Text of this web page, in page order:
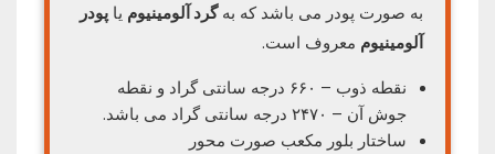
به صورت پودر می باشد که بهگرد آلومینیوم یاپودر
آلومینیوم معروف است.
نقطه ذوب – ۶۶۰ درجه سانتی گراد و نقطه
جوش آن – ۲۴۷۰ درجه سانتی گراد می باشد.
ساختار بلور مکعب صورت محور